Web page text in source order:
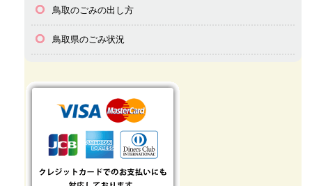
鳥取のごみの出し方
鳥取県のごみ状況